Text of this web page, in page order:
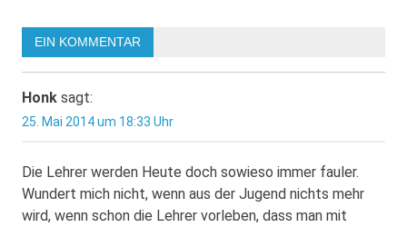
EIN KOMMENTAR
Honk sagt:
25. Mai 2014 um 18:33 Uhr
Die Lehrer werden Heute doch sowieso immer fauler.
Wundert mich nicht, wenn aus der Jugend nichts mehr
wird, wenn schon die Lehrer vorleben, dass man mit